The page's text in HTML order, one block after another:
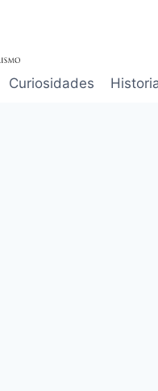
Curiosidades